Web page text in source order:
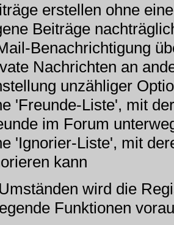
erstellen ohne
Beiträge
Benachrichtigung
Nachrichten an
unzähliger
'Freunde-Liste', mit
im Forum
'Ignorier-Liste', mit
kann
wird die
Funktionen